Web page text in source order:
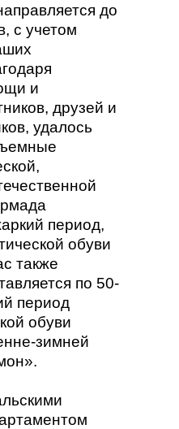
до
с учетом
и
друзей и
удалось
период,
обуви
также
по 50-
период
обуви
зимней